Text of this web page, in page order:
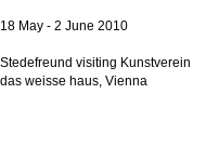
18 May - 2 June 2010
Stedefreund visiting Kunstverein
das weisse haus, Vienna